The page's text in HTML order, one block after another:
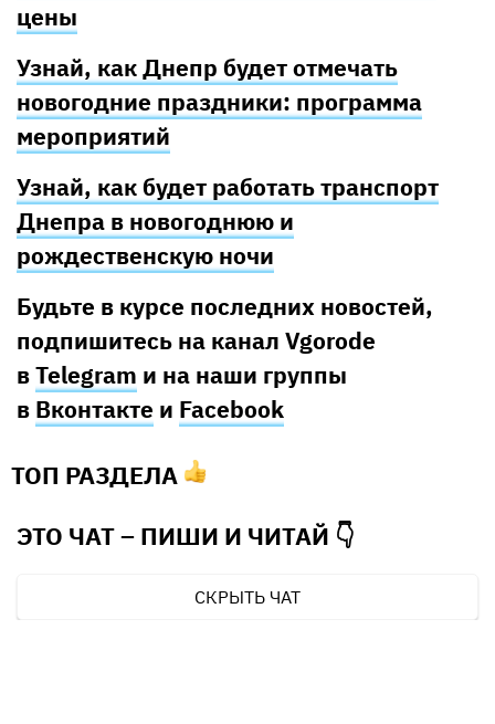
цены
Узнай, как Днепр будет отмечать
новогодние праздники: программа
мероприятий
Узнай, как будет работать транспорт
Днепра в новогоднюю и
рождественскую ночи
Будьте в курсе последних новостей,
подпишитесь на канал Vgorode
вTelegram и на наши группы
в Вконтакте и Facebook
ТОП РАЗДЕЛА
ЭТО ЧАТ – ПИШИ И ЧИТАЙ 👇
СКРЫТЬ ЧАТ